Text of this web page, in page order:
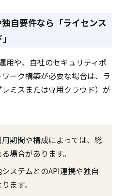
自要件なら「ライセンス
用や、自社のセキュリティポ
ーク構築が必要な場合は、ラ
ミスまたは専用クラウド）が
用期間や構成によっては、総
場合があります。
システムとのAPI連携や独自
ます。